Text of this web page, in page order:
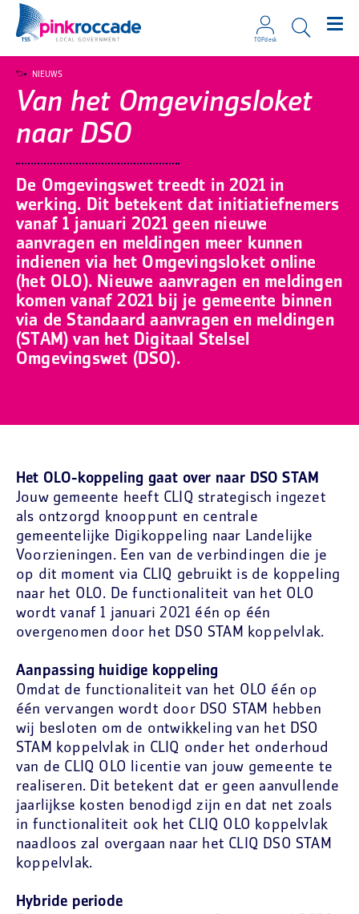
TOPdesk
Van het Omgevingsloket
naar DSO
De Omgevingswet treedt in 2021 in
werking. Dit betekent dat initiatiefnemers
vanaf 1 januari 2021 geen nieuwe
aanvragen en meldingen meer kunnen
indienen via het Omgevingsloket online
(het OLO). Nieuwe aanvragen en meldingen
komen vanaf 2021 bij je gemeente binnen
via de Standaard aanvragen en meldingen
(STAM) van het Digitaal Stelsel
Omgevingswet (DSO).
NIEUWS
Het OLO-koppeling gaat over naar DSO STAM
Jouw gemeente heeft CLIQ strategisch ingezet
als ontzorgd knooppunt en centrale
gemeentelijke Digikoppeling naar Landelijke
Voorzieningen. Een van de verbindingen die je
op dit moment via CLIQ gebruikt is de koppeling
naar het OLO. De functionaliteit van het OLO
wordt vanaf 1 januari 2021 één op één
overgenomen door het DSO STAM koppelvlak.
Aanpassing huidige koppeling
Omdat de functionaliteit van het OLO één op
één vervangen wordt door DSO STAM hebben
wij besloten om de ontwikkeling van het DSO
STAM koppelvlak in CLIQ onder het onderhoud
van de CLIQ OLO licentie van jouw gemeente te
realiseren. Dit betekent dat er geen aanvullende
jaarlijkse kosten benodigd zijn en dat net zoals
in functionaliteit ook het CLIQ OLO koppelvlak
naadloos zal overgaan naar het CLIQ DSO STAM
koppelvlak.
Hybride periode